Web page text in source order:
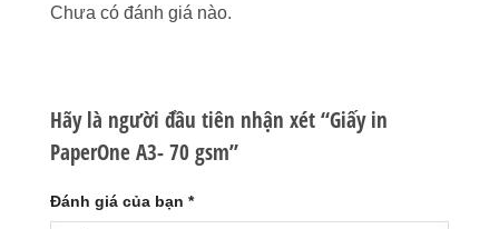
Chưa có đánh giá nào.
Hãy là người đầu tiên nhận xét “Giấy in
PaperOne A3- 70 gsm”
Đánh giá của bạn *